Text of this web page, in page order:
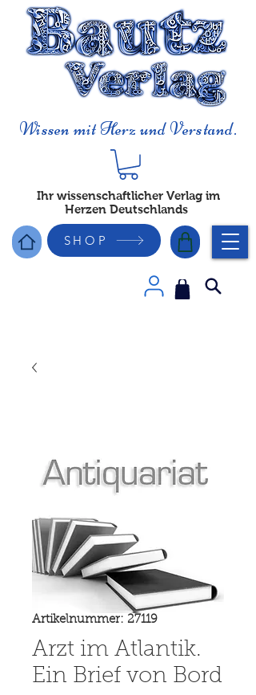
Wissen mit Herz und Verstand.
Ihr wissenschaftlicher Verlag im
Herzen Deutschlands
SHOP
Artikelnummer: 27119
Arzt im Atlantik.
Ein Brief von Bord